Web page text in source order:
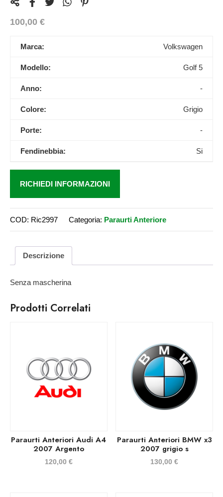
100,00 €
Marca: Volkswagen
Modello: Golf 5
Anno: -
Colore: Grigio
Porte: -
Fendinebbia: Si
RICHIEDI INFORMAZIONI
COD: Ric2997 Categoria: Paraurti Anteriore
Descrizione
Senza mascherina
Prodotti Correlati
Paraurti Anteriori Audi A4
2007 Argento
120,00 €
Paraurti Anteriori BMW x3
2007 grigio s
130,00€